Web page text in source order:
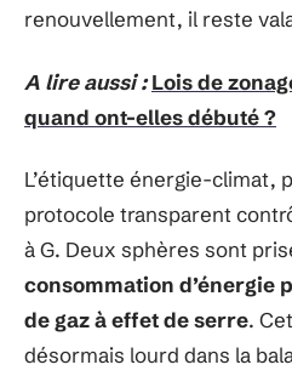
renouvellement, il reste
A lire aussi : Lois de
quand ont-elles débuté ?
L’étiquette énergie-climat,
protocole transparent
à G. Deux sphères sont
consommation d’énergie
de gaz à effet de serre.
désormais lourd dans la